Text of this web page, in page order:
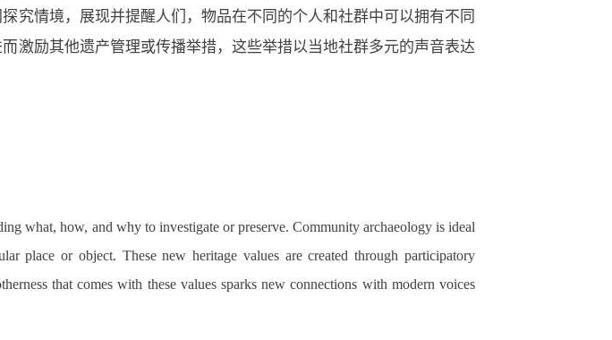
究情境，展现并提醒人们，物品在不同的个人和社群中可以拥有不同
激励其他遗产管理或传播举措，这些举措以当地社群多元的声音表达
what, how, and why to investigate or preserve. Community archaeology is ideal
place or object. These new heritage values are created through participatory
that comes with these values sparks new connections with modern voices